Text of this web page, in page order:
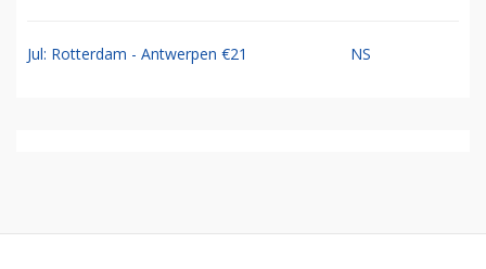
Jul: Rotterdam - Antwerpen €21 NS